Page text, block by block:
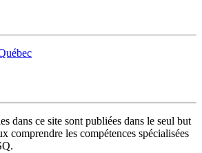
dans ce site sont publiées dans le seul but
comprendre les compétences spécialisées